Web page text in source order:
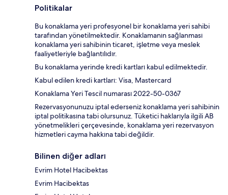
Politikalar
Bu konaklama yeri profesyonel bir konaklama yeri sahibi
tarafından yönetilmektedir. Konaklamanın sağlanması
konaklama yeri sahibinin ticaret, işletme veya meslek
faaliyetleriyle bağlantılıdır.
Bu konaklama yerinde kredi kartları kabul edilmektedir.
Kabul edilen kredi kartları: Visa, Mastercard
Konaklama Yeri Tescil numarası 2022-50-0367
Rezervasyonunuzu iptal ederseniz konaklama yeri sahibinin
iptal politikasına tabi olursunuz. Tüketici haklarıyla ilgili AB
yönetmelikleri çerçevesinde, konaklama yeri rezervasyon
hizmetleri cayma hakkına tabi değildir.
Bilinen diğer adları
Evrim Hotel Hacibektas
Evrim Hacibektas